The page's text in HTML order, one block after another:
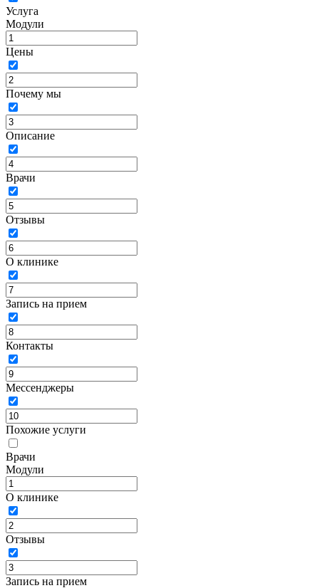
Услуга
Модули
Цены
Почему мы
Описание
Врачи
Отзывы
О клинике
Запись на прием
Контакты
Мессенджеры
Похожие услуги
Врачи
Модули
О клинике
Отзывы
Запись на прием